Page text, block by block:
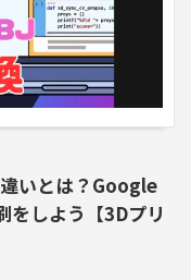
いとは？Google
をしよう【3Dプリ